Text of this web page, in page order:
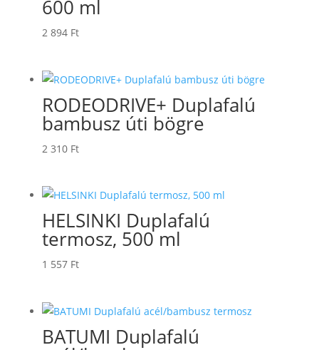
600 ml
2 894 Ft
RODEODRIVE+ Duplafalú
bambusz úti bögre
2 310 Ft
HELSINKI Duplafalú
termosz, 500 ml
1 557 Ft
BATUMI Duplafalú